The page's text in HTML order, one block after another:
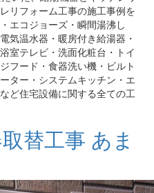
リフォーム工事の施工事例を
エコジョーズ・瞬間湯沸し
気温水器・暖房付き給湯器・
室テレビ・洗面化粧台・トイ
フード・食器洗い機・ビルト
ター・システムキッチン・エ
ど住宅設備に関する全ての工
替工事 あま